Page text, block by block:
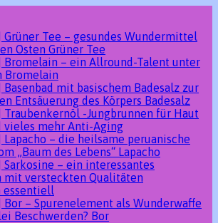
Grüner Tee – gesundes Wundermittel
Osten Grüner Tee
Bromelain – ein Allround-Talent unter
Bromelain
Basenbad mit basischem Badesalz zur
Entsäuerung des Körpers Badesalz
Traubenkernöl -Jungbrunnen für Haut
vieles mehr Anti-Aging
Lapacho – die heilsame peruanische
„Baum des Lebens“ Lapacho
Sarkosine – ein interessantes
mit versteckten Qualitäten
essentiell
Bor – Spurenelement als Wunderwaffe
Beschwerden? Bor